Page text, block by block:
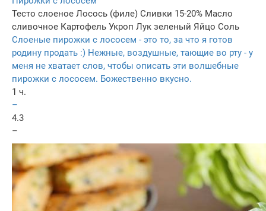
Тесто слоеное Лосось (филе) Сливки 15-20% Масло
сливочнoe Картофель Укроп Лук зеленый Яйцо Соль
Слоеные пирожки с лососем - это то, за что я готов
родину продать :) Нежные, воздушные, тающие во рту - у
меня не хватает слов, чтобы описать эти волшебные
пирожки с лососем. Божественно вкусно.
1 ч.
–
4.3
–